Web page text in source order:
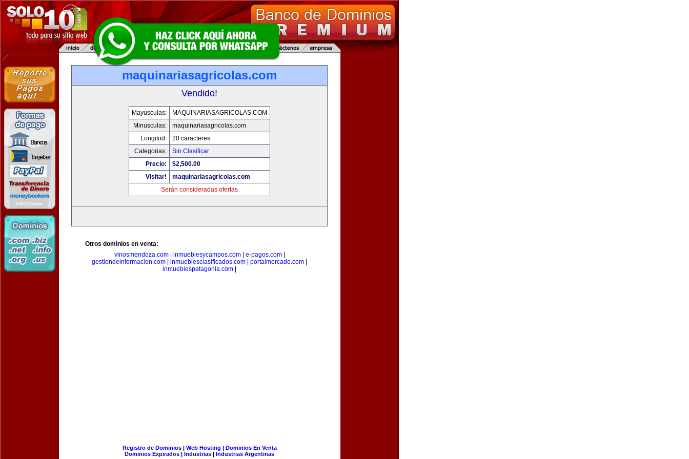
maquinariasagricolas.com
Vendido!
Mayusculas:
MAQUINARIASAGRICOLAS.COM
Minusculas:
maquinariasagricolas.com
Longitud:
20 caracteres
Categorias:
Sin Clasificar
Precio:
$2,500.00
Visitar!
maquinariasagricolas.com
Serán consideradas ofertas
Otros dominios en venta:
vinosmendoza.com| inmueblesycampos.com| e-pagos.com|
gestiondeinformacion.com
inmueblesclasificados.com portalmercado.com
inmueblespatagonia.com
Registro de Dominios| Web Hosting | Dominios En Venta
Dominios Expirados | Industrias | Industrias Argentinas